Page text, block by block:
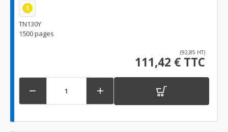
1
TN130Y
1500 pages
(92,85 HT)
111,42 € TTC
 